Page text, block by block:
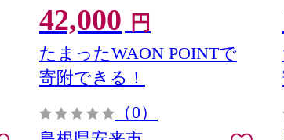
YF-47】
42,000 円
たまったWAON POINTで
寄附できる！
（0）